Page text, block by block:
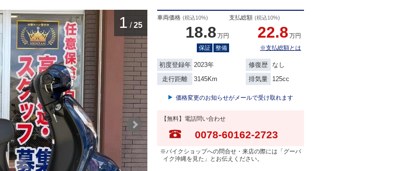
1 / 25
車両価格 (税込10%)
18.8 万円
保証
整備
支払総額 (税込10%)
22.8 万円
※支払総額とは
初度登録年 2023年 修復歴
なし
走行距離
3145Km 排気量 125cc
価格変更のお知らせがメールで受け取れます
【無料】電話問い合わせ
0078-60162-2723
※バイクショップへの問合せ・来店の際には「グーバ
イク沖縄を見た」とお伝えください。